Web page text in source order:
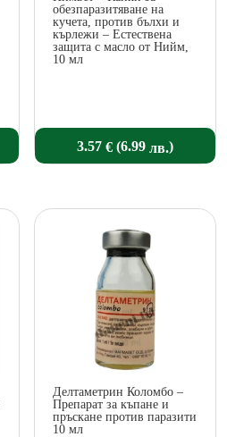
обезпаразитяване на
кучета, против бълхи и
кърлежи – Естествена
защита с масло от Нийм,
10 мл
3.57€ (6.99 лв.)
Делтаметрин Коломбо –
Препарат за къпане и
пръскане против паразити
10 мл